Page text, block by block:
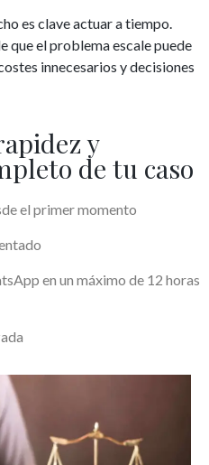
es clave actuar a tiempo.
que el problema escale puede
innecesarios y decisiones
y
de tu caso
el primer momento
en un máximo de 12 horas